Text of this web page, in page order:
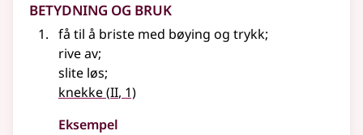
Betydning og bruk
få til å briste med bøying og trykk;
rive av;
slite løs;
knekke(2
II, 1)
Eksempel